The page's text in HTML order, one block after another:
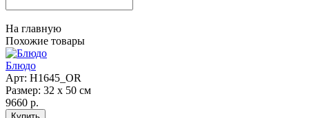
На главную
Похожие товары
Блюдо
Арт: Н1645_OR
Размер: 32 х 50 см
9660 р.